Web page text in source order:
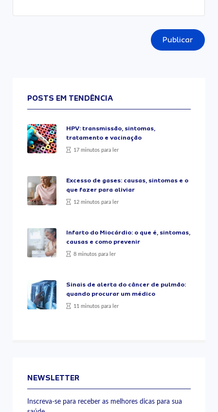
Publicar
POSTS EM TENDÊNCIA
HPV: transmissão, sintomas,
tratamento e vacinação
17 minutos para ler
Excesso de gases: causas, sintomas e o
que fazer para aliviar
12 minutos para ler
Infarto do Miocárdio: o que é, sintomas,
causas e como prevenir
8 minutos para ler
Sinais de alerta do câncer de pulmão:
quando procurar um médico
11 minutos para ler
NEWSLETTER
Inscreva-se para receber as melhores dicas para sua